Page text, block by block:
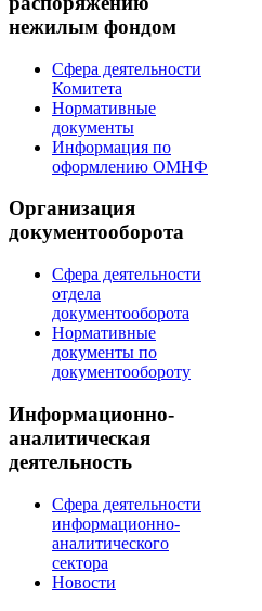
нежилым фондом
Сфера деятельности
Комитета
Нормативные
документы
Информация по
оформлению ОМНФ
Организация
документооборота
Сфера деятельности
отдела
документооборота
Нормативные
документы по
документообороту
Информационно-
аналитическая
деятельность
Сфера деятельности
информационно-
аналитического
сектора
Новости